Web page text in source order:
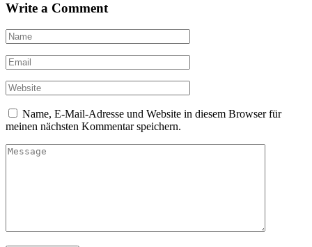
Write a Comment
Name, E-Mail-Adresse und Website in diesem Browser für
meinen nächsten Kommentar speichern.